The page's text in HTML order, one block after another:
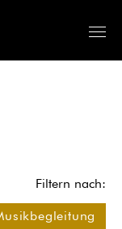
Filtern nach: